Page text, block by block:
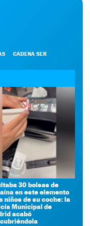
CADENA SER
30 bolsas de
en este elemento
niños de su coche: la
Municipal de
acabó